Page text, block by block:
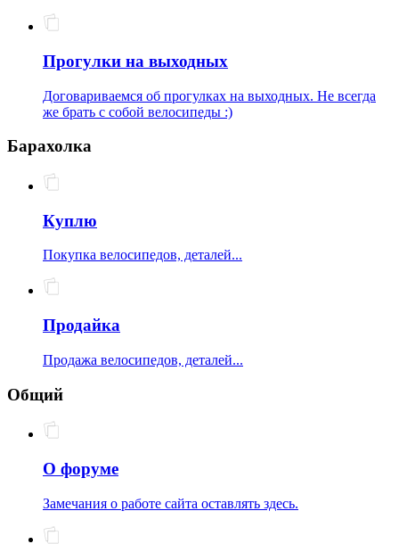
Прогулки на выходных
Договариваемся об прогулках на выходных. Не всегда
же брать с собой велосипеды :)
Барахолка
Куплю
Покупка велосипедов, деталей...
Продайка
Продажа велосипедов, деталей...
Общий
О форуме
Замечания о работе сайта оставлять здесь.